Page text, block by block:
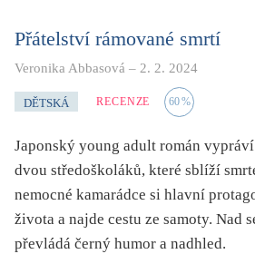
Přátelství rámované smrtí
Veronika Abbasová – 2. 2. 2024
DĚTSKÁ RECENZE 60%
Japonský young adult román
dvou středoškoláků, které sblíží
nemocné kamarádce si hlavní
života a najde cestu ze samoty. Nad
převládá černý humor a nadhled.